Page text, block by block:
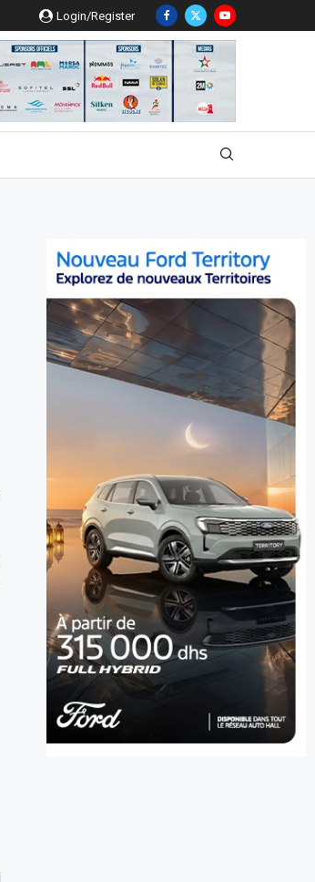
Login/Register